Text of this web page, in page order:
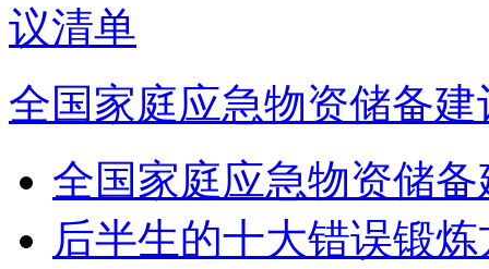
全国家庭应急物资储备建
全国家庭应急物资储
后半生的十大错误锻